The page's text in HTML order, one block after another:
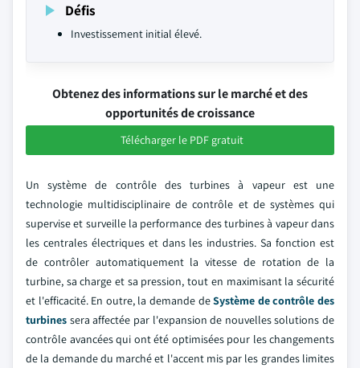
Défis
Investissement initial élevé.
Obtenez des informations sur le marché et des
opportunités de croissance
Télécharger le PDF gratuit
Un système de contrôle des turbines à vapeur est une
technologie multidisciplinaire de contrôle et de systèmes qui
supervise et surveille la performance des turbines à vapeur dans
les centrales électriques et dans les industries. Sa fonction est
de contrôler automatiquement la vitesse de rotation de la
turbine, sa charge et sa pression, tout en maximisant la sécurité
et l'efficacité. En outre, la demande deSystème de contrôle des
turbines sera affectée par l'expansion de nouvelles solutions de
contrôle avancées qui ont été optimisées pour les changements
de la demande du marché et l'accent mis par les grandes limites